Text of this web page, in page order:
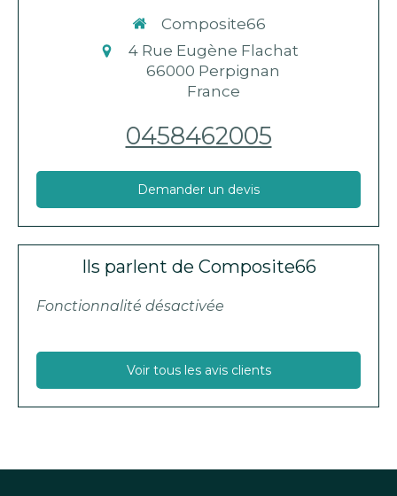
Composite66
4 Rue Eugène Flachat
66000 Perpignan
France
0458462005
Demander un devis
Ils parlent de Composite66
Fonctionnalité désactivée
Voir tous les avis clients